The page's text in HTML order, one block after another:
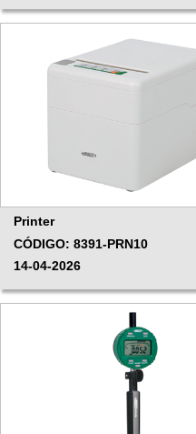
Printer
CÓDIGO: 8391-PRN10
14-04-2026